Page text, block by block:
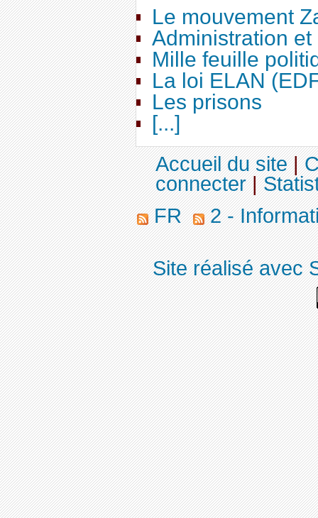
Le mouvement
Administration
Mille feuille
La loi ELAN
Les prisons
[...]
Accueil du site|
connecter|
FR
2 -
Site réalisé avec